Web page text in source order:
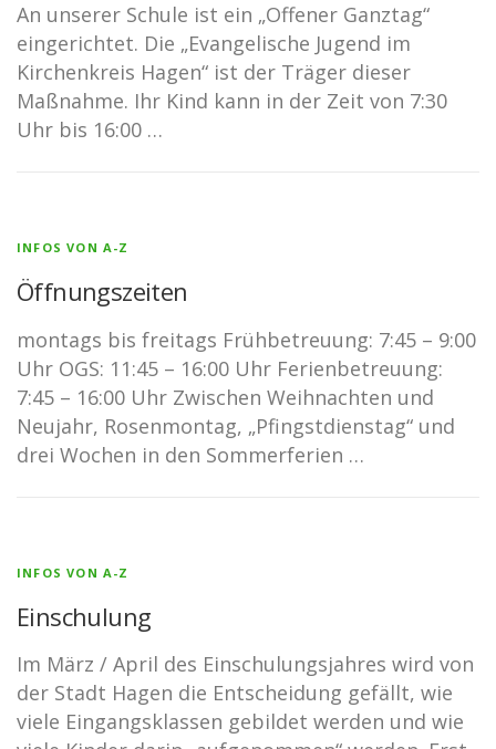
An unserer Schule ist ein „Offener Ganztag“
eingerichtet. Die „Evangelische Jugend im
Kirchenkreis Hagen“ ist der Träger dieser
Maßnahme. Ihr Kind kann in der Zeit von 7:30
Uhr bis 16:00 …
INFOS VON A-Z
Öffnungszeiten
montags bis freitags Frühbetreuung: 7:45 – 9:00
Uhr OGS: 11:45 – 16:00 Uhr Ferienbetreuung:
7:45 – 16:00 Uhr Zwischen Weihnachten und
Neujahr, Rosenmontag, „Pfingstdienstag“ und
drei Wochen in den Sommerferien …
INFOS VON A-Z
Einschulung
Im März / April des Einschulungsjahres wird von
der Stadt Hagen die Entscheidung gefällt, wie
viele Eingangsklassen gebildet werden und wie